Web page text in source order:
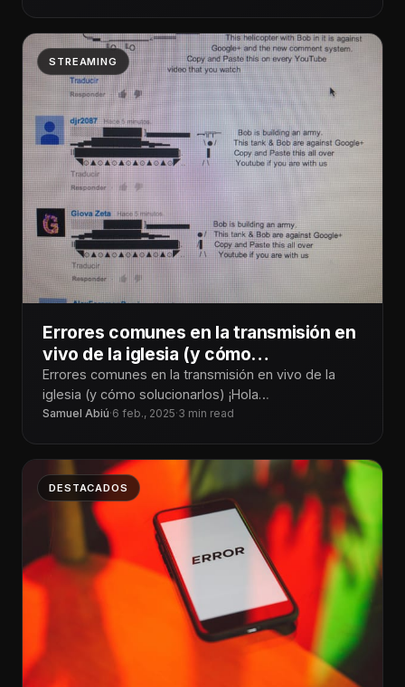
STREAMING
Errores comunes en la transmisión en
vivo de la iglesia (y cómo
solucionarlos)
Errores comunes en la transmisión en vivo de la
iglesia (y cómo solucionarlos) ¡Hola
Tecnoiglesiólogos! La transmisión en vivo de
Samuel Abiú·6 feb., 2025·3 min read
DESTACADOS